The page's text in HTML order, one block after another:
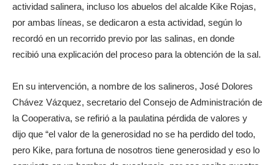
actividad salinera, incluso los abuelos del alcalde Kike Rojas,
por ambas líneas, se dedicaron a esta actividad, según lo
recordó en un recorrido previo por las salinas, en donde
recibió una explicación del proceso para la obtención de la sal.
En su intervención, a nombre de los salineros, José Dolores
Chávez Vázquez, secretario del Consejo de Administración de
la Cooperativa, se refirió a la paulatina pérdida de valores y
dijo que “el valor de la generosidad no se ha perdido del todo,
pero Kike, para fortuna de nosotros tiene generosidad y eso lo